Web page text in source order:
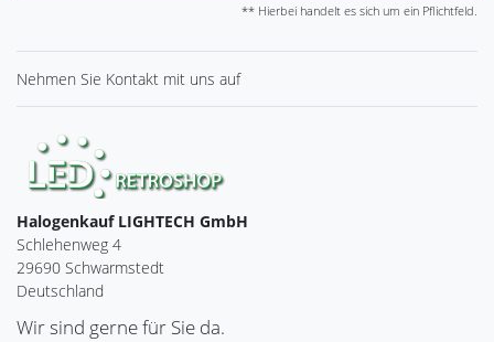
** Hierbei handelt es sich um ein Pflichtfeld.
Nehmen Sie Kontakt mit uns auf
Halogenkauf LIGHTECH GmbH
Schlehenweg 4
29690 Schwarmstedt
Deutschland
Wir sind gerne für Sie da.